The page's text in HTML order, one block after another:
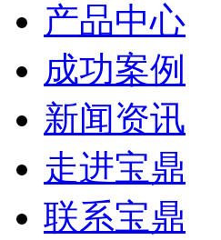
产品中心
成功案例
新闻资讯
走进宝鼎
联系宝鼎